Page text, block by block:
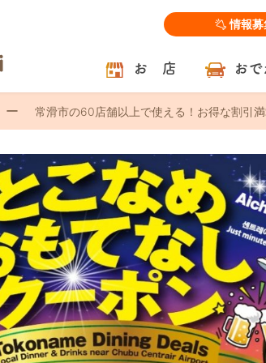
情報募
お 店 おで
常滑市の60店舗以上で使える！お得な割引